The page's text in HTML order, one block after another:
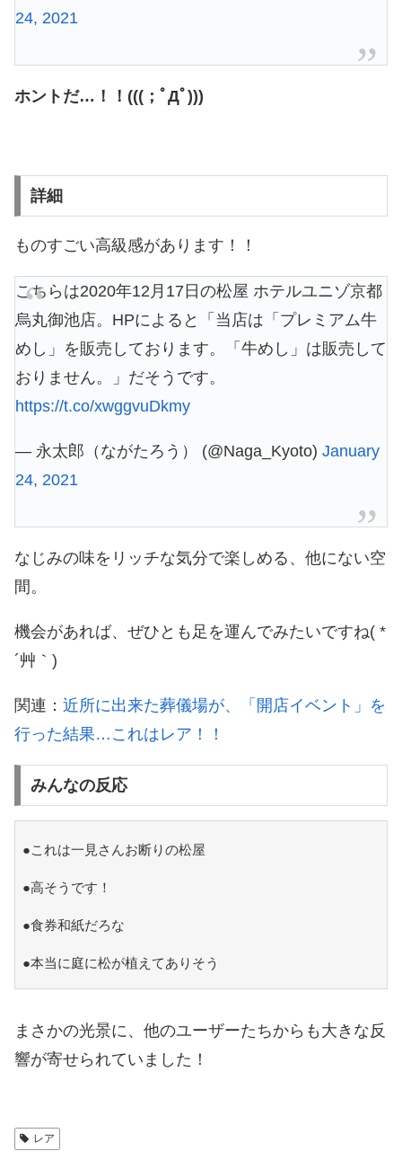
24, 2021
ホントだ…！！(((；ﾟДﾟ)))
詳細
ものすごい高級感があります！！
こちらは2020年12月17日の松屋 ホテルユニゾ京都
烏丸御池店。HPによると「当店は「プレミアム牛
めし」を販売しております。「牛めし」は販売して
おりません。」だそうです。
https://t.co/xwggvuDkmy
— 永太郎（ながたろう） (@Naga_Kyoto) January
24, 2021
なじみの味をリッチな気分で楽しめる、他にない空
間。
機会があれば、ぜひとも足を運んでみたいですね( *
´艸｀)
関連： 近所に出来た葬儀場が、「開店イベント」を
行った結果…これはレア！！
みんなの反応
●これは一見さんお断りの松屋
●高そうです！
●食券和紙だろな
●本当に庭に松が植えてありそう
まさかの光景に、他のユーザーたちからも大きな反
響が寄せられていました！
レア